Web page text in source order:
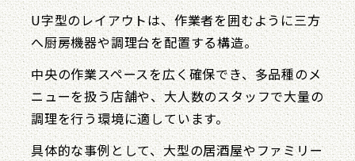
U字型のレイアウトは、作業者を囲むように三方
へ厨房機器や調理台を配置する構造。
中央の作業スペースを広く確保でき、多品種のメ
ニューを扱う店舗や、大人数のスタッフで大量の
調理を行う環境に適しています。
具体的な事例として、大型の居酒屋やファミリー